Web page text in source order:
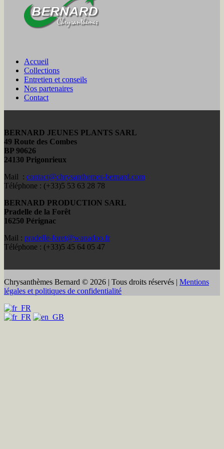
Accueil
Collections
Entretien et conseils
Nos partenaires
Contact
BERNARD JEUNES PLANTS SARL
49 Route des Combes
BP 90626
24130 Prigonrieux
Mail : contact@chrysanthemes-bernard.com
Téléphone : (+33)5 53 63 28 78
BERNARD PRODUCTION SARL
Pradelle de la Forêt
16250 Pérignac
Mail : pradelle-foret@wanadoo.fr
Téléphone : (+33)5 45 64 05 47
Chrysanthèmes Bernard © 2026 | Tous droits réservés | Mentions
légales et politiques de confidentialité